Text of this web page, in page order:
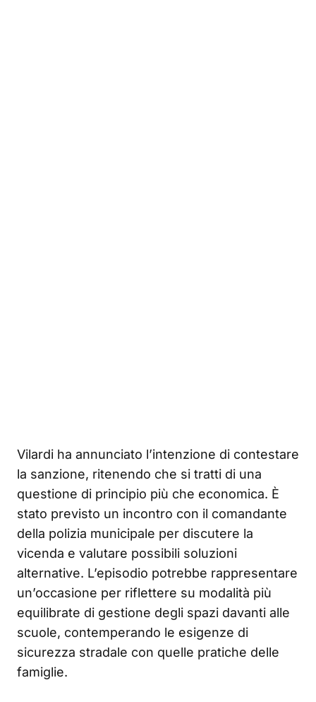
Vilardi ha annunciato l’intenzione di contestare
la sanzione, ritenendo che si tratti di una
questione di principio più che economica. È
stato previsto un incontro con il comandante
della polizia municipale per discutere la
vicenda e valutare possibili soluzioni
alternative. L’episodio potrebbe rappresentare
un’occasione per riflettere su modalità più
equilibrate di gestione degli spazi davanti alle
scuole, contemperando le esigenze di
sicurezza stradale con quelle pratiche delle
famiglie.